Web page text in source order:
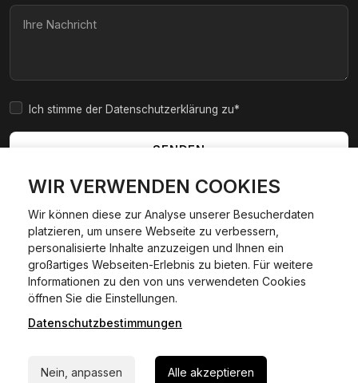
WIR VERWENDEN COOKIES
Wir können diese zur Analyse unserer Besucherdaten
platzieren, um unsere Webseite zu verbessern,
personalisierte Inhalte anzuzeigen und Ihnen ein
großartiges Webseiten-Erlebnis zu bieten. Für weitere
Informationen zu den von uns verwendeten Cookies
öffnen Sie die Einstellungen.
Datenschutzbestimmungen
Nein, anpassen Alle akzeptieren
Ich stimme der Datenschutzerklärung zu*
SENDEN
Widerrufsbelehrung Datenschutzerklärung
Cookie Policy
©2026 Kfzexpresszulassung L&D GmbH. Alle Rechte
staatliche Behörde.